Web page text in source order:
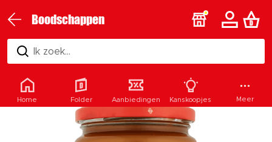
Boodschappen
Ik zoek...
Home Folder Aanbiedingen Kanskoopjes Meer